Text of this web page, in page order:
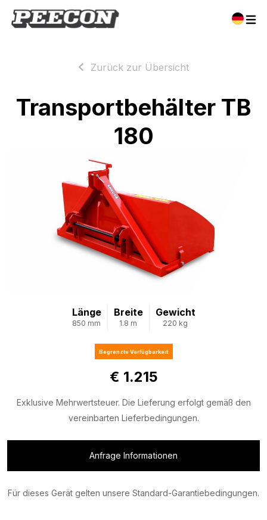
Zurück zur Übersicht
Transportbehälter TB
180
Länge
850 mm
Breite
1.8 m
Gewicht
220 kg
Begrenzte Verfügbarkeit
€ 1.215
Exklusive Mehrwertsteuer. Die Lieferung erfolgt gemäß den
vereinbarten Lieferbedingungen.
Anfrage Informationen
Für dieses Gerät gelten unsere Standard-Garantiebedingungen.